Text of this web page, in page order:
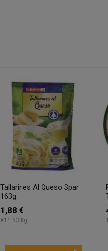
Tallarines Al Queso Spar
163g.
1,88 €
€11.53 Kg